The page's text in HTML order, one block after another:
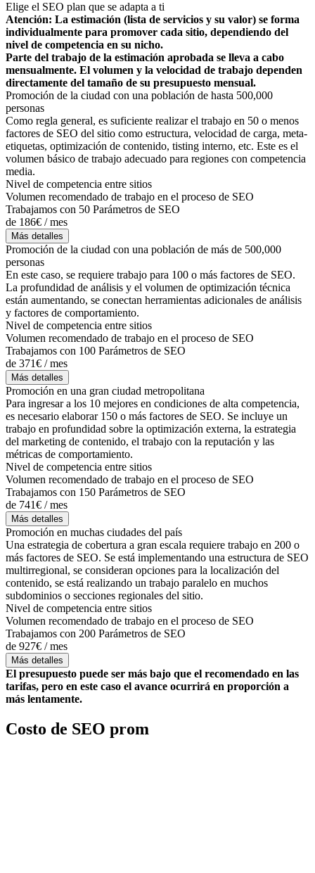
Elige el SEO plan que se adapta a ti
Atención: La estimación (lista de servicios y su valor) se forma
individualmente para promover cada sitio, dependiendo del
nivel de competencia en su nicho.
Parte del trabajo de la estimación aprobada se lleva a cabo
mensualmente. El volumen y la velocidad de trabajo dependen
directamente del tamaño de su presupuesto mensual.
Promoción de la ciudad con una población de hasta 500,000
personas
Como regla general, es suficiente realizar el trabajo en 50 o menos
factores de SEO del sitio como estructura, velocidad de carga, meta-
etiquetas, optimización de contenido, tisting interno, etc. Este es el
volumen básico de trabajo adecuado para regiones con competencia
media.
Nivel de competencia entre sitios
Volumen recomendado de trabajo en el proceso de SEO
Trabajamos con 50 Parámetros de SEO
de 186€ / mes
Más detalles
Promoción de la ciudad con una población de más de 500,000
personas
En este caso, se requiere trabajo para 100 o más factores de SEO.
La profundidad de análisis y el volumen de optimización técnica
están aumentando, se conectan herramientas adicionales de análisis
y factores de comportamiento.
Nivel de competencia entre sitios
Volumen recomendado de trabajo en el proceso de SEO
Trabajamos con 100 Parámetros de SEO
de 371€ / mes
Más detalles
Promoción en una gran ciudad metropolitana
Para ingresar a los 10 mejores en condiciones de alta competencia,
es necesario elaborar 150 o más factores de SEO. Se incluye un
trabajo en profundidad sobre la optimización externa, la estrategia
del marketing de contenido, el trabajo con la reputación y las
métricas de comportamiento.
Nivel de competencia entre sitios
Volumen recomendado de trabajo en el proceso de SEO
Trabajamos con 150 Parámetros de SEO
de 741€ / mes
Más detalles
Promoción en muchas ciudades del país
Una estrategia de cobertura a gran escala requiere trabajo en 200 o
más factores de SEO. Se está implementando una estructura de SEO
multirregional, se consideran opciones para la localización del
contenido, se está realizando un trabajo paralelo en muchos
subdominios o secciones regionales del sitio.
Nivel de competencia entre sitios
Volumen recomendado de trabajo en el proceso de SEO
Trabajamos con 200 Parámetros de SEO
de 927€ / mes
Más detalles
El presupuesto puede ser más bajo que el recomendado en las
tarifas, pero en este caso el avance ocurrirá en proporción a
más lentamente.
Costo de SEO prom